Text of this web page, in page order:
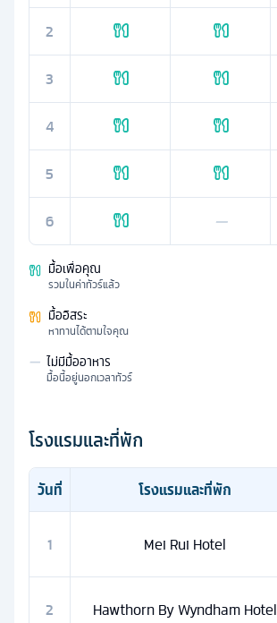
2
3
4
5
6 —
มื้อเพื่อคุณ
รวมในค่าทัวร์แล้ว
มื้ออิสระ
หาทานได้ตามใจคุณ
— ไม่มีมื้ออาหาร
มื้อนี้อยู่นอกเวลาทัวร์
โรงแรมและที่พัก
วันที่ โรงแรมและที่พัก
1 Mei Rui Hotel
2 Hawthorn By Wyndham Hotel